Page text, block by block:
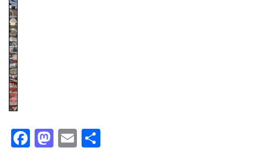
Facebook
Mastodon
Email